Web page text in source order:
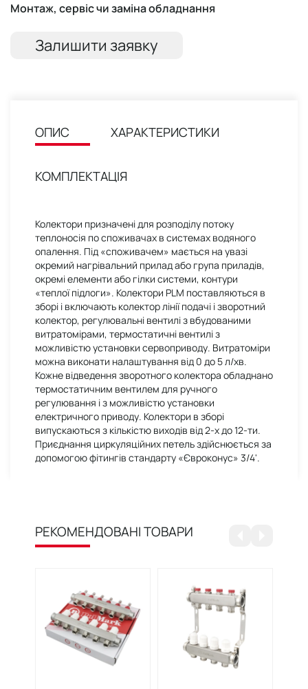
Монтаж, сервіс чи заміна обладнання
Залишити заявку
ОПИС ХАРАКТЕРИСТИКИ
КОМПЛЕКТАЦІЯ
Колектори призначені для розподілу потоку
теплоносія по споживачах в системах водяного
опалення. Під «споживачем» мається на увазі
окремий нагрівальний прилад або група приладів,
окремі елементи або гілки системи, контури
«теплої підлоги». Колектори PLM поставляються в
зборі і включають колектор лінії подачі і зворотний
колектор, регулювальні вентилі з вбудованими
витратомірами, термостатичні вентилі з
можливістю установки сервоприводу. Витратоміри
можна виконати налаштування від 0 до 5 л/хв.
Кожне відведення зворотного колектора обладнано
термостатичним вентилем для ручного
регулювання і з можливістю установки
електричного приводу. Колектори в зборі
випускаються з кількістю виходів від 2-х до 12-ти.
Приєднання циркуляційних петель здійснюється за
допомогою фітингів стандарту «Євроконус» 3/4'.
РЕКОМЕНДОВАНІ ТОВАРИ